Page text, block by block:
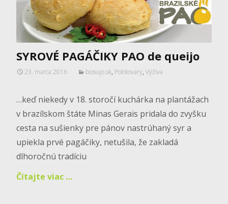
SYROVÉ PAGÁČIKY PAO de queijo
23. marca 2016 biosujo.sk, Polotovary, Výživa
…keď niekedy v 18. storočí kuchárka na plantážach
v brazílskom štáte Minas Gerais pridala do zvyšku
cesta na sušienky pre pánov nastrúhaný syr a
upiekla prvé pagáčiky, netušila, že zakladá
dlhoročnú tradíciu
Čítajte viac …